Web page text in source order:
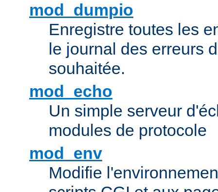
mod_dumpio
Enregistre toutes les
le journal des erreurs
souhaitée.
mod_echo
Un simple serveur
modules de protocole
mod_env
Modifie